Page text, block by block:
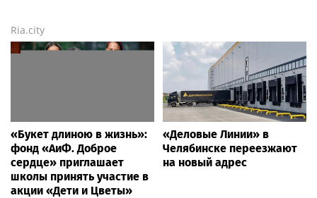
Ria.city
«Букет длиною в жизнь»:
фонд «АиФ. Доброе
сердце» приглашает
школы принять участие в
акции «Дети и Цветы»
«Деловые Линии» в
Челябинске переезжают
на новый адрес